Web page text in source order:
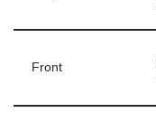
Front